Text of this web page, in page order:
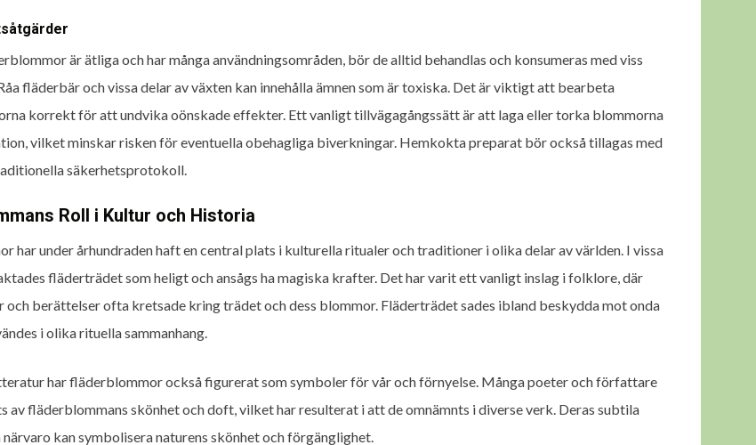
är ätliga och har många användningsområden, bör de alltid behandlas och konsumeras med viss
fläderbär och vissa delar av växten kan innehålla ämnen som är toxiska. Det är viktigt att bearbeta
korrekt för att undvika oönskade effekter. Ett vanligt tillvägagångssätt är att laga eller torka blommorna
vilket minskar risken för eventuella obehagliga biverkningar. Hemkokta preparat bör också tillagas med
säkerhetsprotokoll.
Roll i Kultur och Historia
har under århundraden haft en central plats i kulturella ritualer och traditioner i olika delar av världen. I vissa
fläderträdet som heligt och ansågs ha magiska krafter. Det har varit ett vanligt inslag i folklore, där
och berättelser ofta kretsade kring trädet och dess blommor. Fläderträdet sades ibland beskydda mot onda
i olika rituella sammanhang.
har fläderblommor också figurerat som symboler för vår och förnyelse. Många poeter och författare
av fläderblommans skönhet och doft, vilket har resulterat i att de omnämnts i diverse verk. Deras subtila
kan symbolisera naturens skönhet och förgänglighet.